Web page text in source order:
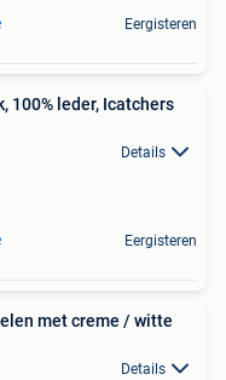
Eergisteren
100% leder, Icatchers
Details
Eergisteren
met creme / witte
Details